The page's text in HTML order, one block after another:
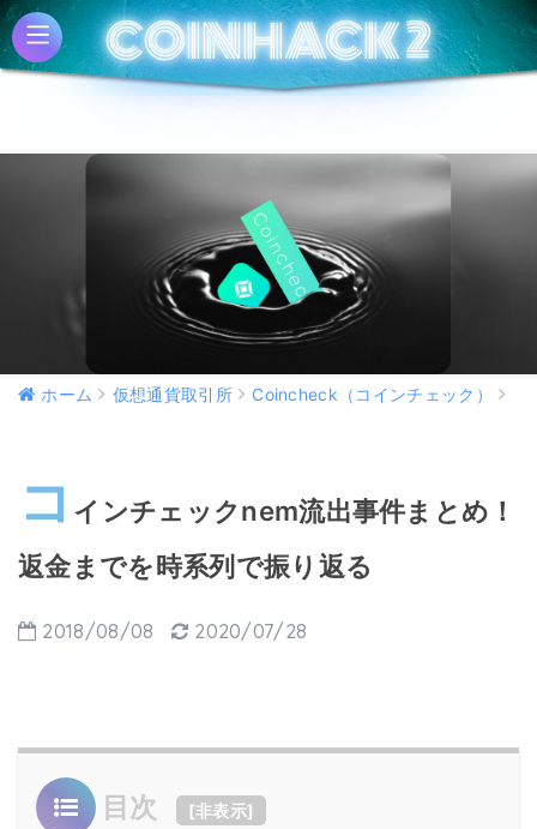
COINHACK 2
COINHACK 2
ホーム 仮想通貨取引所 Coincheck（コインチェック）
コ インチェックnem流出事件まとめ！
返金までを時系列で振り返る
2018/08/08 2020/07/28
目次 [非表示]